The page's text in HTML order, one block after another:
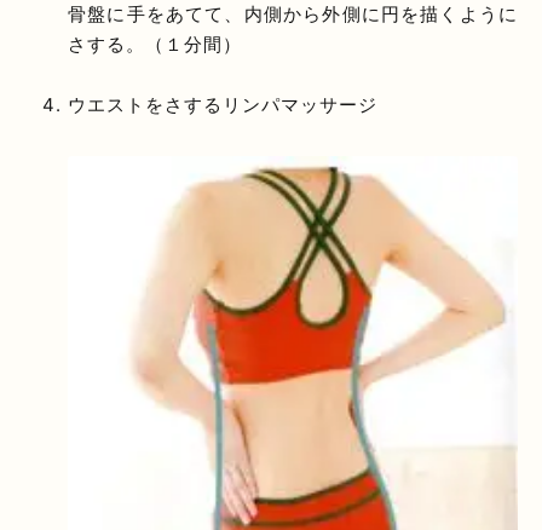
骨盤に手をあてて、内側から外側に円を描くように
さする。（１分間）
ウエストをさするリンパマッサージ